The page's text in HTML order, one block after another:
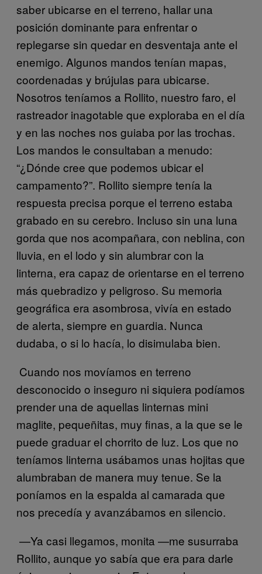
saber ubicarse en el terreno, hallar una
posición dominante para enfrentar o
replegarse sin quedar en desventaja ante el
enemigo. Algunos mandos tenían mapas,
coordenadas y brújulas para ubicarse.
Nosotros teníamos a Rollito, nuestro faro, el
rastreador inagotable que exploraba en el día
y en las noches nos guiaba por las trochas.
Los mandos le consultaban a menudo:
“¿Dónde cree que podemos ubicar el
campamento?”. Rollito siempre tenía la
respuesta precisa porque el terreno estaba
grabado en su cerebro. Incluso sin una luna
gorda que nos acompañara, con neblina, con
lluvia, en el lodo y sin alumbrar con la
linterna, era capaz de orientarse en el terreno
más quebradizo y peligroso. Su memoria
geográfica era asombrosa, vivía en estado
de alerta, siempre en guardia. Nunca
dudaba, o si lo hacía, lo disimulaba bien.
Cuando nos movíamos en terreno
desconocido o inseguro ni siquiera podíamos
prender una de aquellas linternas mini
maglite, pequeñitas, muy finas, a la que se le
puede graduar el chorrito de luz. Los que no
teníamos linterna usábamos unas hojitas que
alumbraban de manera muy tenue. Se la
poníamos en la espalda al camarada que
nos precedía y avanzábamos en silencio.
—Ya casi llegamos, monita —me susurraba
Rollito, aunque yo sabía que era para darle